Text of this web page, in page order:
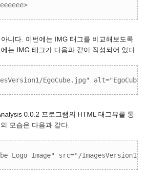
니다. 이번에는 IMG 태그를 비교해보도록
는 IMG 태그가 다음과 같이 작성되어 있다.
EgoCube.jpg" alt="EgoCube
0.0.2 프로그램의 HTML 태그뷰를 통
모습은 다음과 같다.
Logo Image" src="/ImagesVersion1/